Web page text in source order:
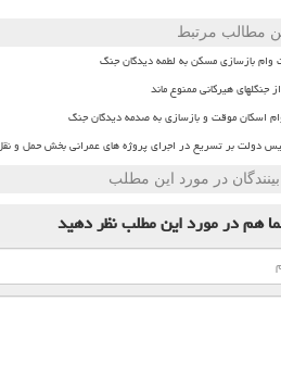
مطالب مرتبط
وام بازسازی مسکن به لطمه دیدگان جنگ
هیرکانی ممنوع ماند
اسکان موقت و بازسازی به صدمه دیدگان جنگ
دولت بر تسریع در اجرای پروژه های عمرانی بخش حمل و
در مورد این مطلب
همدر مورد این مطلبنظر دهید